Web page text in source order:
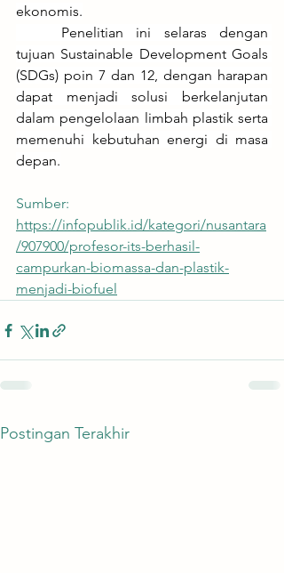
ekonomis.
tujuan Sustainable Development Goals
(SDGs) poin 7 dan 12, dengan harapan
dapat menjadi solusi berkelanjutan
dalam pengelolaan limbah plastik serta
memenuhi kebutuhan energi di masa
depan.
Sumber:
https://infopublik.id/kategori/nusantara
/907900/profesor-its-berhasil-
campurkan-biomassa-dan-plastik-
menjadi-biofuel
Postingan Terakhir